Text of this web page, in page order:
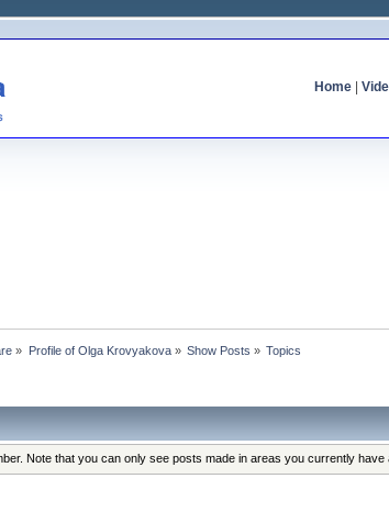
Home|
» Profile of Olga Krovyakova» Show Posts » Topics
Note that you can only see posts made in areas you currently have